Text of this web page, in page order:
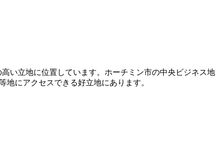
い立地に位置しています。ホーチミン市の中央ビジネス地
地にアクセスできる好立地にあります。